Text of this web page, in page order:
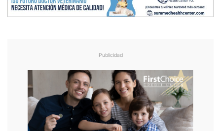
Publicidad